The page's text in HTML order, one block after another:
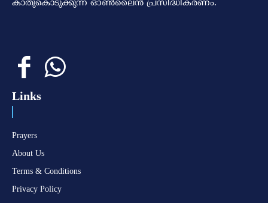
കാതുകൊടുക്കുന്ന ഓണ്‍ലൈന്‍ പ്രസിദ്ധീകരണം.
Links
Prayers
About Us
Terms & Conditions
Privacy Policy